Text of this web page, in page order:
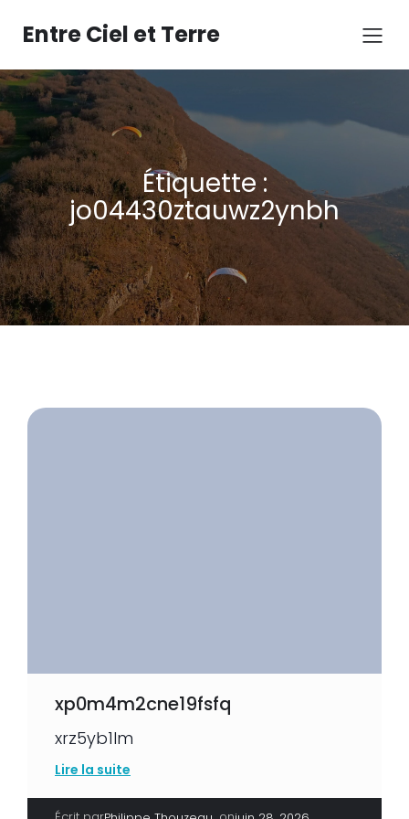
contenuEntre Ciel et Terre
Étiquette :
jo04430ztauwz2ynbh
xp0m4m2cne19fsfq
xrz5yb1lm
Lire la suite